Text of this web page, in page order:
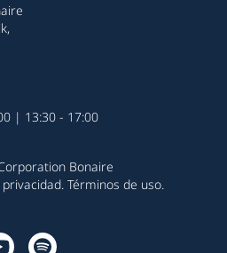
| 13:30 - 17:00
Bonaire
. Términos de uso.